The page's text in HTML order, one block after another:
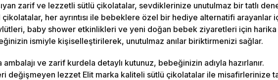
zarif ve lezzetli sütlü çikolatalar, sevdiklerinize unutulmaz bir tatlı
her ayrıntısı ile bebeklere özel bir hediye alternatifi arayanlar
baby shower etkinlikleri ve yeni doğan bebek ziyaretleri için
ismiyle kişiselleştirilerek, unutulmaz anılar biriktirmenizi sağlar.
ambalajı ve zarif kurdela detaylı kutunuz, bebeğinizin adıyla hazırlanır.
değişmeyen lezzet Elit marka kaliteli sütlü çikolatalar ile misafirlerinize